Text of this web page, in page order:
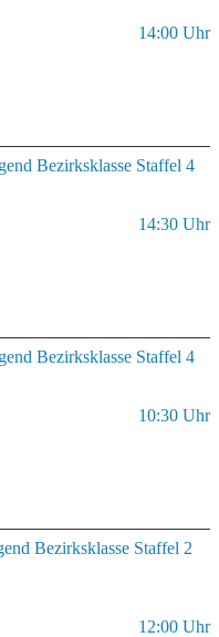
14:00 Uhr
Bezirksklasse Staffel 4
14:30 Uhr
Bezirksklasse Staffel 4
10:30 Uhr
Bezirksklasse Staffel 2
12:00 Uhr